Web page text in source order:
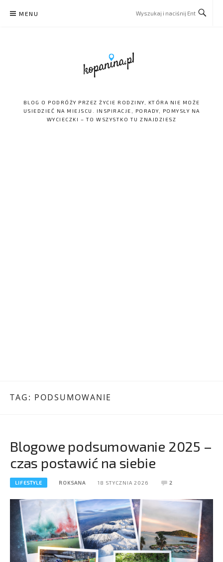
MENU
BLOG O PODRÓŻY PRZEZ ŻYCIE RODZINY, KTÓRA NIE MOŻE
USIEDZIEĆ NA MIEJSCU. INSPIRACJE, PORADY, POMYSŁY NA
WYCIECZKI – TO WSZYSTKO TU ZNAJDZIESZ
TAG: PODSUMOWANIE
Blogowe podsumowanie 2025 –
czas postawić na siebie
LIFESTYLE ROKSANA 18 STYCZNIA 2026 2